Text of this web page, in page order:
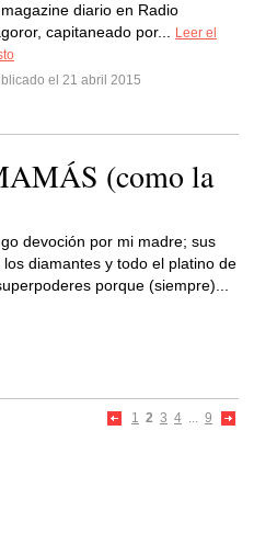
diario en Radio
capitaneado por...
Leer el
el 21 abril 2015
(como la
devoción por mi madre; sus
diamantes y todo el platino de
porque (siempre)...
1 2 3 4 ... 9